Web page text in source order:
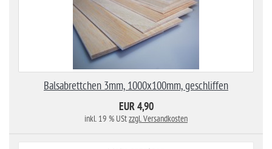
Balsabrettchen 3mm, 1000x100mm, geschliffen
EUR 4,90
inkl. 19 % UStzzgl. Versandkosten